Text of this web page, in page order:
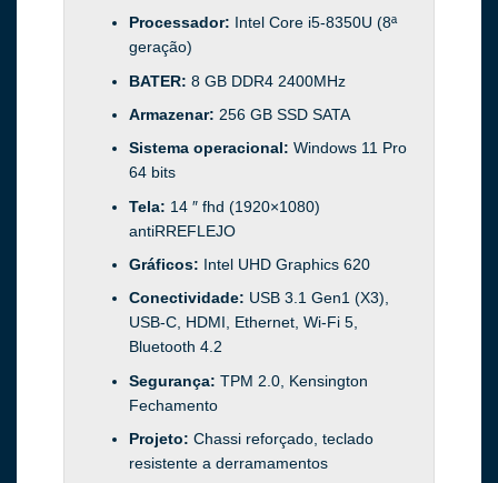
Processador: Intel Core i5-8350U (8ª
geração)
BATER: 8 GB DDR4 2400MHz
Armazenar: 256 GB SSD SATA
Sistema operacional: Windows 11 Pro
64 bits
Tela: 14 ″ fhd (1920×1080)
antiRREFLEJO
Gráficos: Intel UHD Graphics 620
Conectividade: USB 3.1 Gen1 (X3),
USB-C, HDMI, Ethernet, Wi-Fi 5,
Bluetooth 4.2
Segurança: TPM 2.0, Kensington
Fechamento
Projeto: Chassi reforçado, teclado
resistente a derramamentos